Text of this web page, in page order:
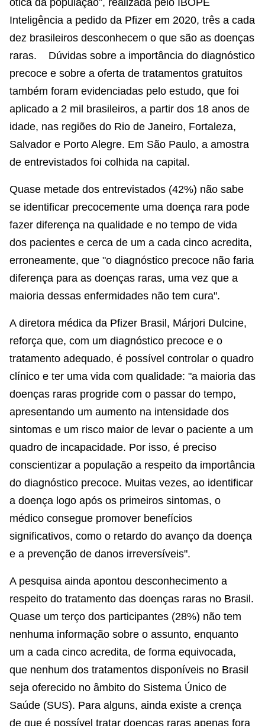
ótica da população”, realizada pelo IBOPE
Inteligência a pedido da Pfizer em 2020, três a cada
dez brasileiros desconhecem o que são as doenças
raras. Dúvidas sobre a importância do diagnóstico
precoce e sobre a oferta de tratamentos gratuitos
também foram evidenciadas pelo estudo, que foi
aplicado a 2 mil brasileiros, a partir dos 18 anos de
idade, nas regiões do Rio de Janeiro, Fortaleza,
Salvador e Porto Alegre. Em São Paulo, a amostra
de entrevistados foi colhida na capital.
Quase metade dos entrevistados (42%) não sabe
se identificar precocemente uma doença rara pode
fazer diferença na qualidade e no tempo de vida
dos pacientes e cerca de um a cada cinco acredita,
erroneamente, que "o diagnóstico precoce não faria
diferença para as doenças raras, uma vez que a
maioria dessas enfermidades não tem cura".
A diretora médica da Pfizer Brasil, Márjori Dulcine,
reforça que, com um diagnóstico precoce e o
tratamento adequado, é possível controlar o quadro
clínico e ter uma vida com qualidade: "a maioria das
doenças raras progride com o passar do tempo,
apresentando um aumento na intensidade dos
sintomas e um risco maior de levar o paciente a um
quadro de incapacidade. Por isso, é preciso
conscientizar a população a respeito da importância
do diagnóstico precoce. Muitas vezes, ao identificar
a doença logo após os primeiros sintomas, o
médico consegue promover benefícios
significativos, como o retardo do avanço da doença
e a prevenção de danos irreversíveis".
A pesquisa ainda apontou desconhecimento a
respeito do tratamento das doenças raras no Brasil.
Quase um terço dos participantes (28%) não tem
nenhuma informação sobre o assunto, enquanto
um a cada cinco acredita, de forma equivocada,
que nenhum dos tratamentos disponíveis no Brasil
seja oferecido no âmbito do Sistema Único de
Saúde (SUS). Para alguns, ainda existe a crença
de que é possível tratar doenças raras apenas fora